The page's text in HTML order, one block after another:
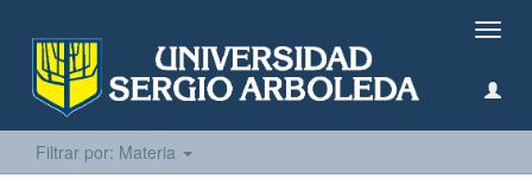
Filtrar por: Materia